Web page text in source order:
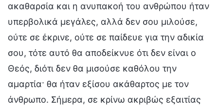
ακαθαρσία και η ανυπακοή του ανθρώπου ήταν
υπερβολικά μεγάλες, αλλά δεν σου μιλούσε,
ούτε σε έκρινε, ούτε σε παίδευε για την αδικία
σου, τότε αυτό θα αποδείκνυε ότι δεν είναι ο
Θεός, διότι δεν θα μισούσε καθόλου την
αμαρτία· θα ήταν εξίσου ακάθαρτος με τον
άνθρωπο. Σήμερα, σε κρίνω ακριβώς εξαιτίας